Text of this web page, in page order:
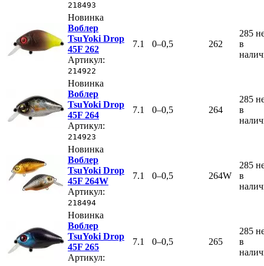
218493
Новинка
Воблер
TsuYoki Drop
45F 262
Артикул:
214922
7.1 0–0,5 262
285
в
Новинка
Воблер
TsuYoki Drop
45F 264
Артикул:
214923
7.1 0–0,5 264
285
в
Новинка
Воблер
TsuYoki Drop
45F 264W
Артикул:
218494
7.1 0–0,5 264W
285
в
Новинка
Воблер
TsuYoki Drop
45F 265
Артикул:
7.1 0–0,5 265
285
в